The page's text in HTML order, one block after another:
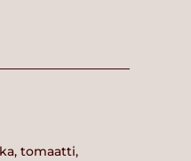
tomaatti,